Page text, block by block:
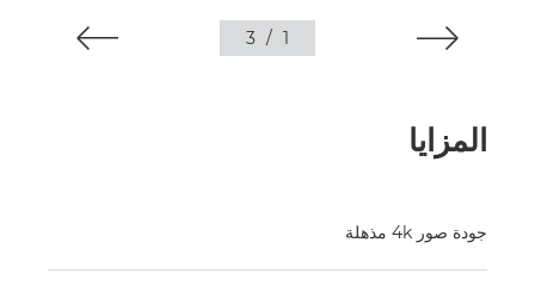
1
/
3
المزايا
جودة صور 4k مذهلة